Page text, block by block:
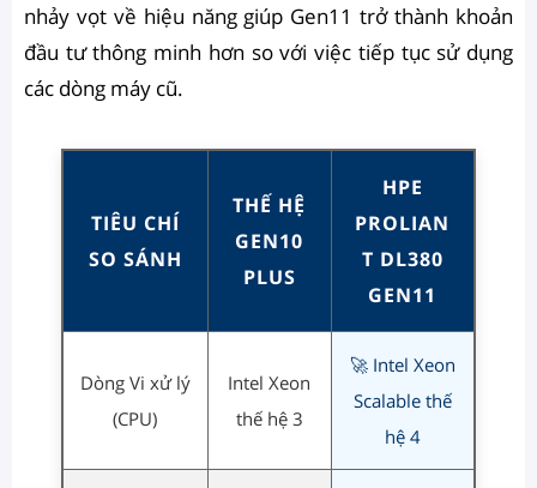
nhảy vọt về hiệu năng giúp Gen11 trở thành khoản
đầu tư thông minh hơn so với việc tiếp tục sử dụng
các dòng máy cũ.
TIÊU CHÍ
SO SÁNH
THẾ HỆ
GEN10
PLUS
HPE
PROLIAN
T DL380
GEN11
Dòng Vi xử lý
(CPU)
Intel Xeon
thế hệ 3
🚀 Intel Xeon
Scalable thế
hệ 4